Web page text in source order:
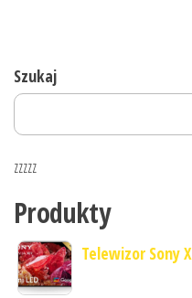
Szukaj
zzzzz
Produkty
Telewizor Sony